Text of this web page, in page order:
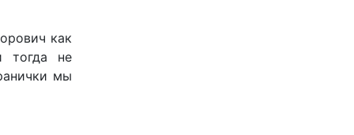
как
тогда не
мы